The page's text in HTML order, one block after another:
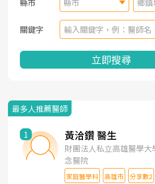
縣市 縣市 鄉
關鍵字
立即搜尋
最多人推薦醫師
1 黃洽鑽 醫生
財團法人私立高雄醫學
念醫院
家庭醫學科 高雄市 分享數2